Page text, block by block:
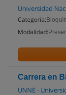
Universidad
Categoría:
Modalidad:
Carrera en
UNNE -